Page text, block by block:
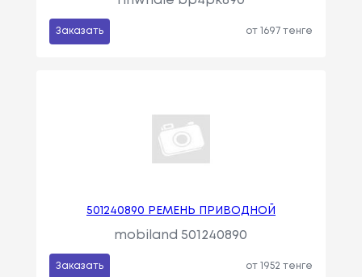
Заказать от 1697 тенге
501240890 РЕМЕНЬ ПРИВОДНОЙ
mobiland 501240890
Заказать от 1952 тенге